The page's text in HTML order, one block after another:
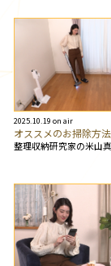
2025.10.19 on air
オススメのお掃除方
整理収納研究家の米山